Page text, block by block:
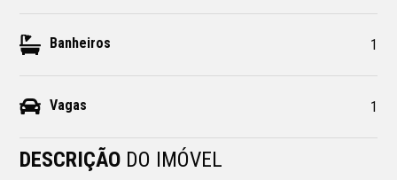
Banheiros 1
Vagas 1
DESCRIÇÃO DO IMÓVEL